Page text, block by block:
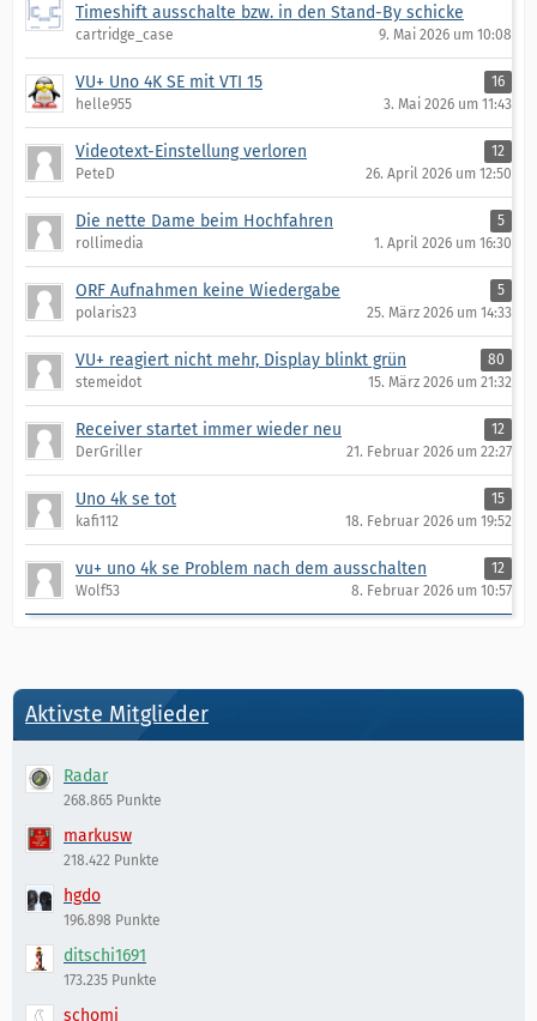
Timeshift ausschalte bzw. in den Stand-By schicke
cartridge_case 9. Mai 2026 um 10:08
VU+ Uno 4K SE mit VTI 15
16
helle955
3. Mai 2026 um 11:43
Videotext-Einstellung verloren
12
PeteD
26. April 2026 um 12:50
Die nette Dame beim Hochfahren
5
rollimedia
1. April 2026 um 16:30
ORF Aufnahmen keine Wiedergabe
5
polaris23
25. März 2026 um 14:33
VU+ reagiert nicht mehr, Display blinkt grün
80
stemeidot
15. März 2026 um 21:32
Receiver startet immer wieder neu
12
DerGriller
21. Februar 2026 um 22:27
Uno 4k se tot
15
kafi112
18. Februar 2026 um 19:52
vu+ uno 4k se Problem nach dem ausschalten
12
Wolf53
8. Februar 2026 um 10:57
Aktivste Mitglieder
Radar
268.865 Punkte
markusw
218.422 Punkte
hgdo
196.898 Punkte
ditschi1691
173.235 Punkte
schomi